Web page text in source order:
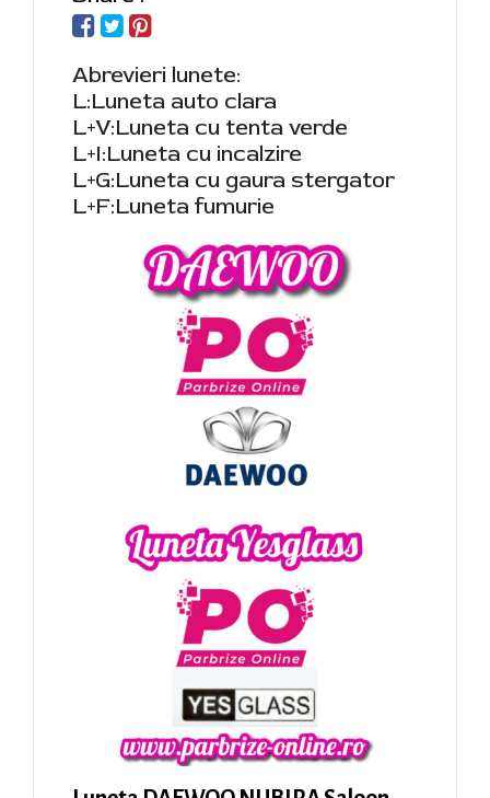
Abrevieri lunete:
L:Luneta auto clara
L+V:Luneta cu tenta verde
L+I:Luneta cu incalzire
L+G:Luneta cu gaura stergator
L+F:Luneta fumurie